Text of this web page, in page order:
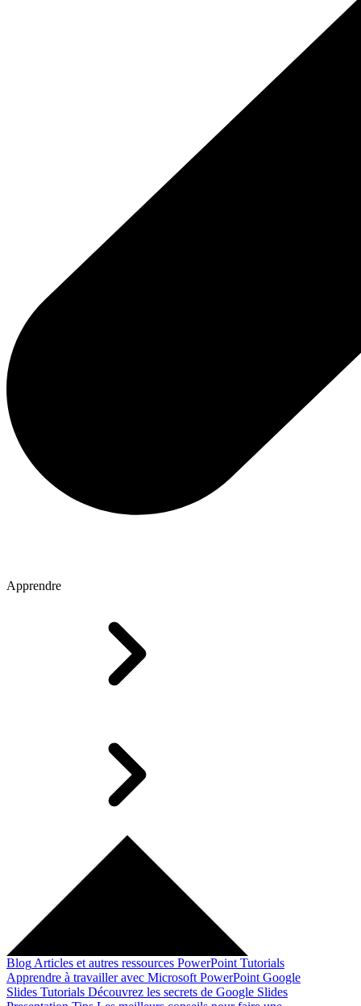
Apprendre
Blog Articles et autres ressources PowerPoint Tutorials
Apprendre à travailler avec Microsoft PowerPoint Google
Slides Tutorials Découvrez les secrets de Google Slides